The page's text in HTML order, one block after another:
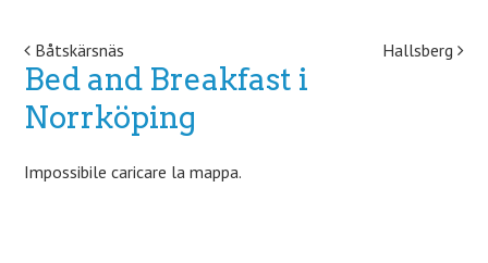
Post navigation
Båtskärsnäs Hallsberg
Bed and Breakfast i
Norrköping
Impossibile caricare la mappa.